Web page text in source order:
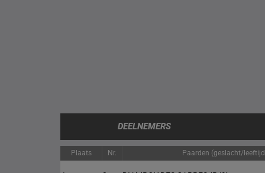
DEELNEMERS
Plaats Nr. Paarden (geslacht/